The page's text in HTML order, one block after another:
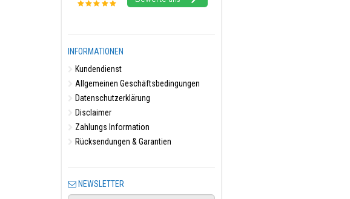
INFORMATIONEN
Kundendienst
Allgemeinen Geschäftsbedingungen
Datenschutzerklärung
Disclaimer
Zahlungs Information
Rücksendungen & Garantien
NEWSLETTER